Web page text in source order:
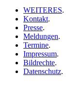
WEITERES.
Kontakt.
Presse.
Meldungen.
Termine.
Impressum.
Bildrechte.
Datenschutz.